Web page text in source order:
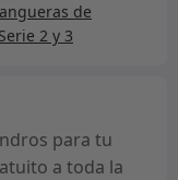
de
Serie 2 y 3
para tu
a toda la